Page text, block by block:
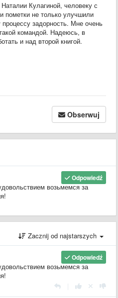
Кулагиной, человеку с
пометки не только улучшили
задорность. Мне очень
командой. Надеюсь, в
и над второй книгой.
Obserwuj
Odpowiedź
возьмемся за
Zacznij od najstarszych
Odpowiedź
возьмемся за